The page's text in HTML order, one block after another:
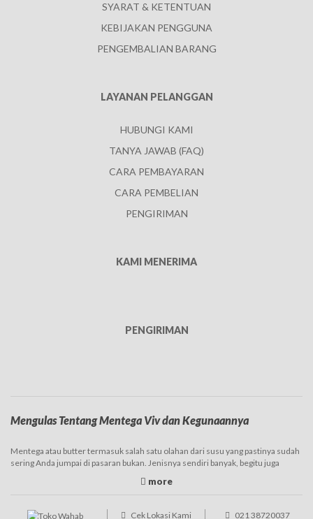
SYARAT & KETENTUAN
KEBIJAKAN PENGGUNA
PENGEMBALIAN BARANG
LAYANAN PELANGGAN
HUBUNGI KAMI
TANYA JAWAB (FAQ)
CARA PEMBAYARAN
CARA PEMBELIAN
PENGIRIMAN
KAMI MENERIMA
PENGIRIMAN
Mengulas Tentang Mentega Viv dan Kegunaannya
Mentega atau butter termasuk salah satu olahan dari susu yang pastinya sudah
sering Anda jumpai di pasaran bukan. Jenisnya sendiri banyak, begitu juga
Viv yang tergolong murah inilah yang membuat
pilihan karena memang untuk harganya bisa dibilang terjangkau.
Cek Lokasi Kami 021 38720037